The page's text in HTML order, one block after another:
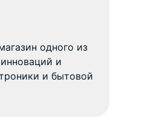
одного из
и
и бытовой